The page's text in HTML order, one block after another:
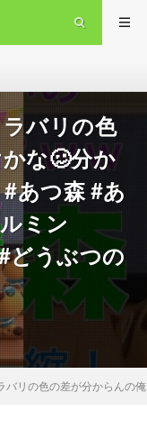
ラバリの色
な🥴分か
あつ森 #あ
ミン
どうぶつの
バリの色の差が分からん